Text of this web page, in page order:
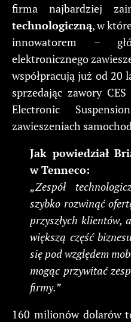
firma najbardziej
technologiczną, w
innowatorem –
elektronicznego
współpracują już od 20
sprzedając zawory
Electronic
zawieszeniach
Jak powiedział
w Tenneco:
„Zespół
szybko rozwinąć
przyszłych klientów,
większą część
się pod względem
mogąc przywitać
firmy.”
160 milionów dolarów